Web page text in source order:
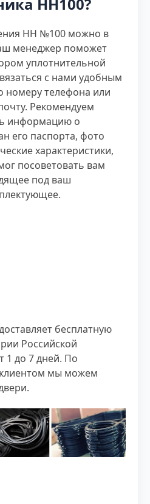
HH №100 можно в
менеджер поможет
уплотнительной
с нами удобным
номеру телефона или
Рекомендуем
информацию о
его паспорта, фото
характеристики,
посоветовать вам
под ваш
бесплатную
Российской
1 до 7 дней. По
мы можем